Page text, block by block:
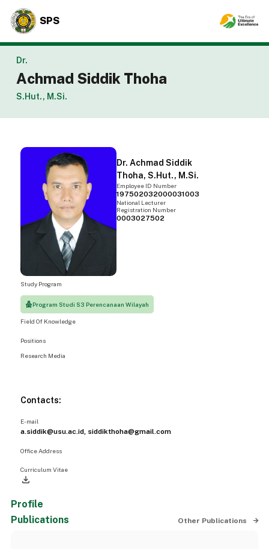
SPS
Dr.
Achmad Siddik Thoha
S.Hut., M.Si.
Dr. Achmad Siddik
Thoha, S.Hut., M.Si.
Employee ID Number
197502032000031003
National Lecturer
Registration Number
0003027502
Study Program
Program Studi S3 Perencanaan Wilayah
Field Of Knowledge
Positions
Research Media
Contacts:
E-mail
a.siddik@usu.ac.id, siddikthoha@gmail.com
Office Address
Curriculum Vitae
file_download
Profile
Publications
Other Publications